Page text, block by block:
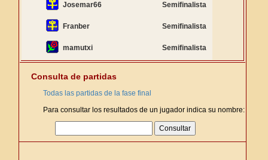
Josemar66 Semifinalista
Franber Semifinalista
mamutxi Semifinalista
Consulta de partidas
Todas las partidas de la fase final
Para consultar los resultados de un jugador indica su nombre: